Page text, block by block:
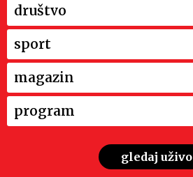
društvo
sport
magazin
program
gledaj uživo